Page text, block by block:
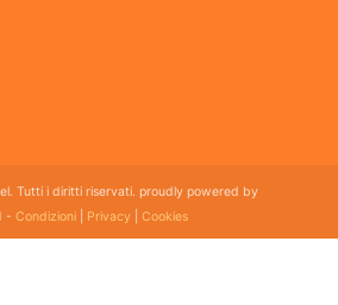
Tutti i diritti riservati. proudly powered by
-Condizioni Privacy |Cookies